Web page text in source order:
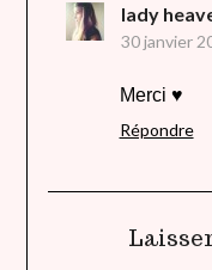
lady
30 janvier
Merci ♥
Répondre